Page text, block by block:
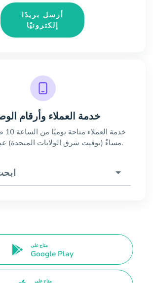
أرسل بريدًا
إلكترونيًا
خدمة العملاء وأرقام
مساءً (توقيت شرق الولايات المتحدة) عبر المكالمات.
متاح على
Google Play
متاح على